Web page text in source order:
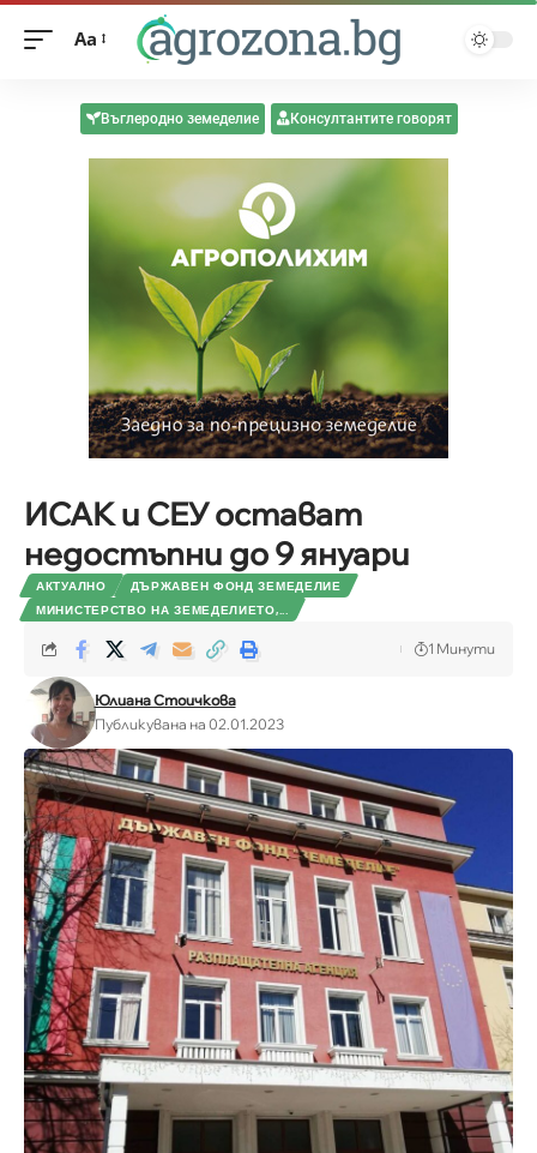
Aa
Въглеродно земеделие Консултантите говорят
ИСАК и СЕУ остават
недостъпни до 9 януари
АКТУАЛНО
ДЪРЖАВЕН ФОНД ЗЕМЕДЕЛИЕ
МИНИСТЕРСТВО НА ЗЕМЕДЕЛИЕТО,...
Юлиана Стоичкова
Публикувана на 02.01.2023
1 Минути